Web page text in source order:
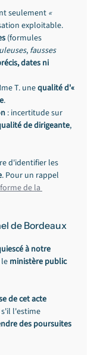
seulement «
exploitable.
(formules
, fausses
dates ni
T. une qualité d'«
.
: incertitude sur
de dirigeante,
d'identifier les
. Pour un rappel
de la
de Bordeaux
à notre
ministère public
de cet acte
l'estime
des poursuites